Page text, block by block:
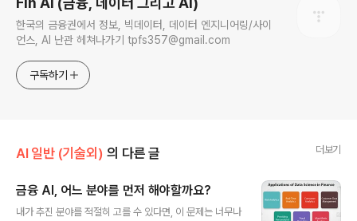
한국의 금융권에서 정보, 빅데이터, 데이터 엔지니어링/사이
언스, AI 난관 헤쳐나가기 tpfs357@gmail.com
구독하기
AI 일반 (기술외) 의 다른 글 더보기
금융 AI, 어느 분야를 먼저 해야할까요?
내가 추진 분야를 적절히 고를 수 있다면, 이 문제는 너무나